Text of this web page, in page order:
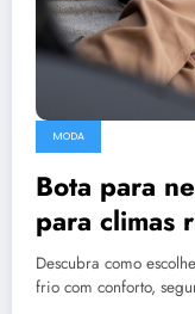
MODA
Bota para
para climas
Descubra como
frio com conforto,